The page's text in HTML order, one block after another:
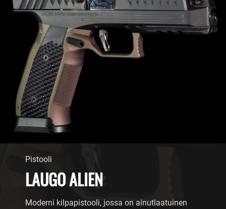
Pistooli
LAUGO ALIEN
Moderni kilpapistooli, jossa on ainutlaatuinen
ASEEN